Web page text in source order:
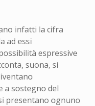
infatti la cifra
ad essi
espressive
suona, si
a sostegno del
presentano ognuno